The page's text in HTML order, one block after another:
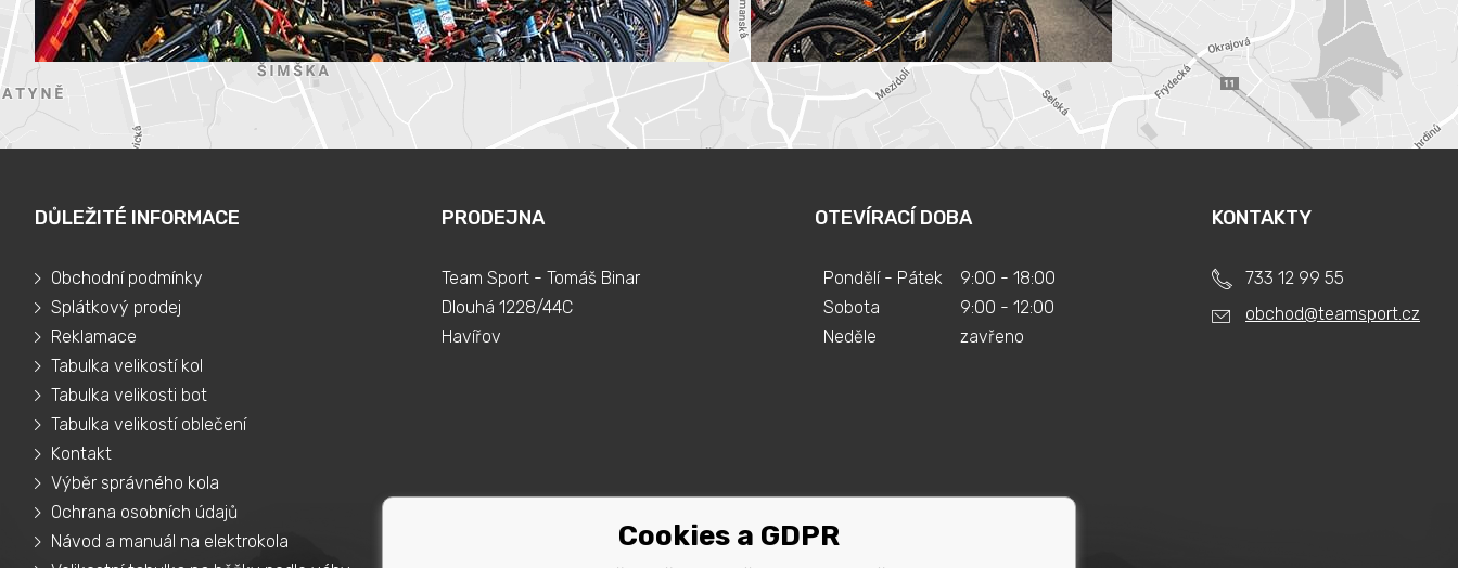
DŮLEŽITÉ INFORMACE
Obchodní podmínky
Splátkový prodej
Reklamace
Tabulka velikostí kol
Tabulka velikosti bot
Tabulka velikostí oblečení
Kontakt
Výběr správného kola
Ochrana osobních údajů
Návod a manuál na elektrokola
PRODEJNA
Team Sport - Tomáš Binar
Dlouhá 1228/44C
Havířov
OTEVÍRACÍ DOBA
Pondělí - Pátek
Sobota
Neděle
9:00 - 18:00
9:00 - 12:00
zavřeno
KONTAKTY
733 12 99 55
obchod@teamsport.cz
Cookies a GDPR